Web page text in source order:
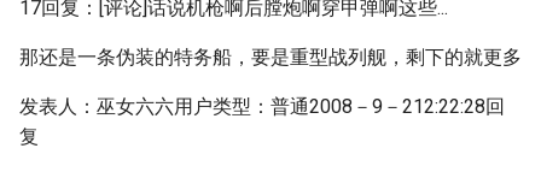
17回复：[评论]话说机枪啊后膛炮啊穿甲弹啊这些...
那还是一条伪装的特务船，要是重型战列舰，剩下的就更多
发表人：巫女六六用户类型：普通2008－9－212:22:28回
复